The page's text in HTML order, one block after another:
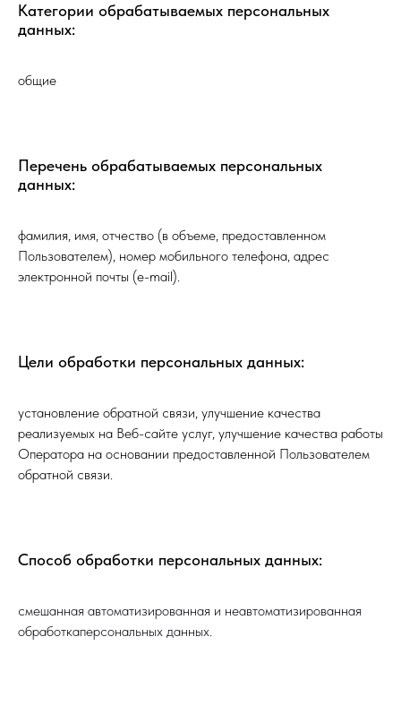
Категории обрабатываемых персональных
данных:
общие
Перечень обрабатываемых персональных
данных:
фамилия, имя, отчество (в объеме, предоставленном
Пользователем), номер мобильного телефона, адрес
электронной почты (e-mail).
Цели обработки персональных данных:
установление обратной связи, улучшение качества
реализуемых на Веб-сайте услуг, улучшение качества работы
Оператора на основании предоставленной Пользователем
обратной связи.
Способ обработки персональных данных:
смешанная автоматизированная и неавтоматизированная
обработкаперсональных данных.